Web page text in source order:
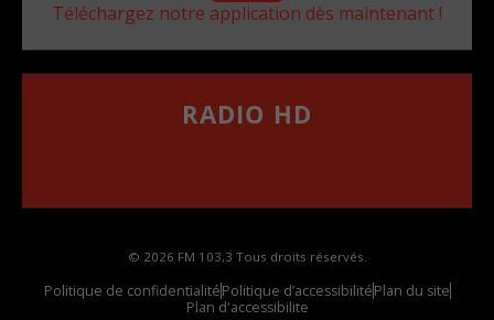
Téléchargez notre application dès maintenant !
RADIO HD
© 2026 FM 103,3 Tous droits réservés.
Politique de confidentialitéPolitique d’accessibilitéPlan du site
Plan d'accessibilite